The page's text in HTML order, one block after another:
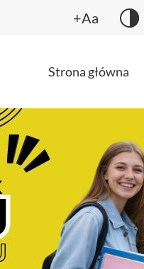
+Aa
Strona główna